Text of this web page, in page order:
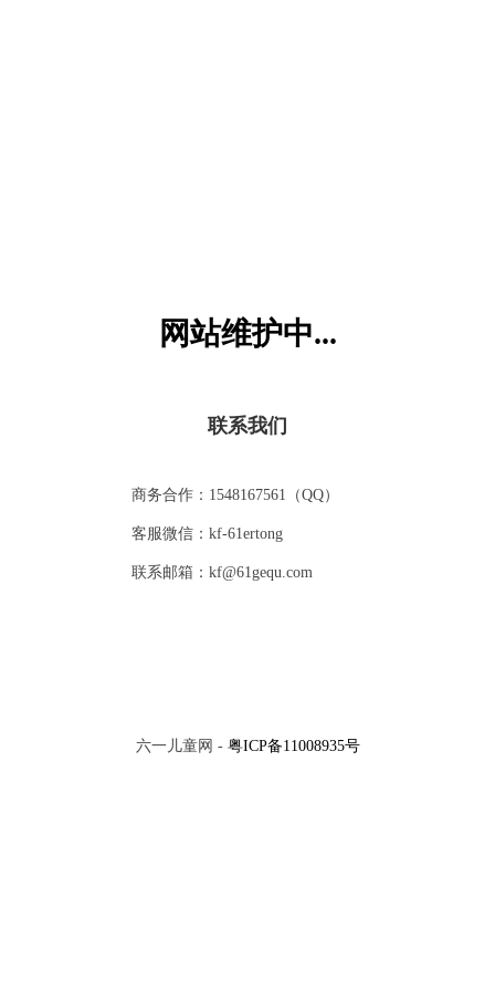
网站维护中...
联系我们
商务合作：1548167561（QQ）
客服微信：kf-61ertong
联系邮箱：kf@61gequ.com
六一儿童网 - 粤ICP备11008935号